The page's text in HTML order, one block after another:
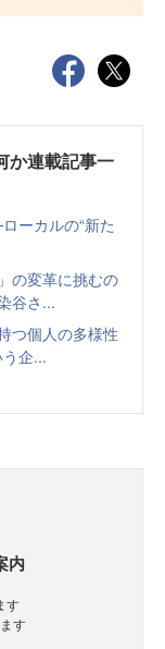
か連載記事一
ーカルの“新た
の変革に挑むの
谷さ...
つ個人の多様性
企...
内
す
す